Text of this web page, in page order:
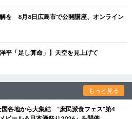
を 8月8日広島市で公開講座、オンライン
平「足し算命」】天空を見上げて
もっと見る
国各地から大集結 “庶民派食フェス”第4